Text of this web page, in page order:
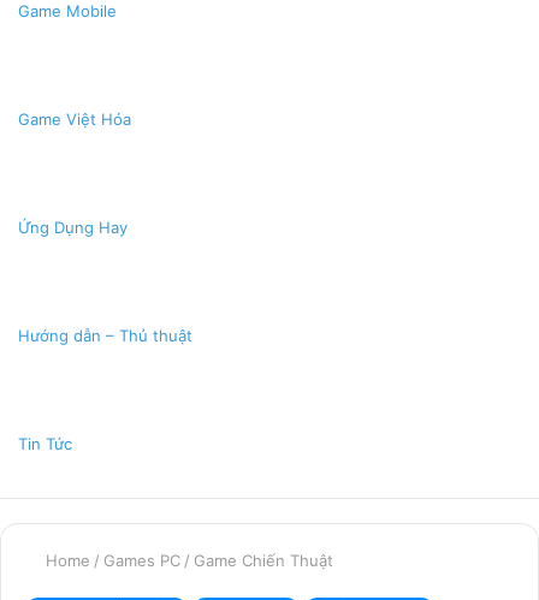
Game Mobile
Game Việt Hóa
Ứng Dụng Hay
Hướng dẫn – Thủ thuật
Tin Tức
Home / Games PC / Game Chiến Thuật